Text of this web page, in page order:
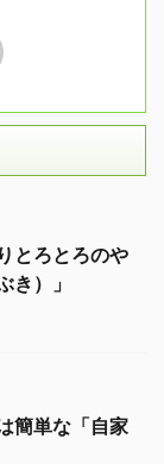
とろとろのや
き）」
簡単な「自家